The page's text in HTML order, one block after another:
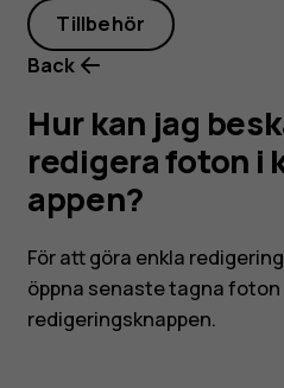
foton
kamera-
appen?
Tillbehör
Back
Hur kan jag
redigera foton i
appen?
För att göra enkla
öppna senaste tagna foton
redigeringsknappen.